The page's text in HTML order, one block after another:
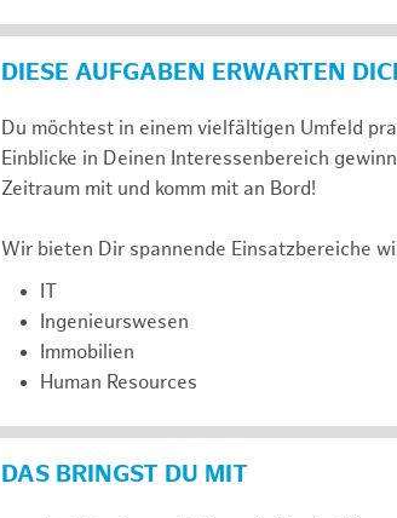
DIESE AUFGABEN ERWARTEN
Du möchtest in einem vielfältigen Umfeld
Einblicke in Deinen Interessenbereich
Zeitraum mit und komm mit an Bord!
Wir bieten Dir spannende Einsatzbereiche
IT
Ingenieurswesen
Immobilien
Human Resources
DAS BRINGST DU MIT